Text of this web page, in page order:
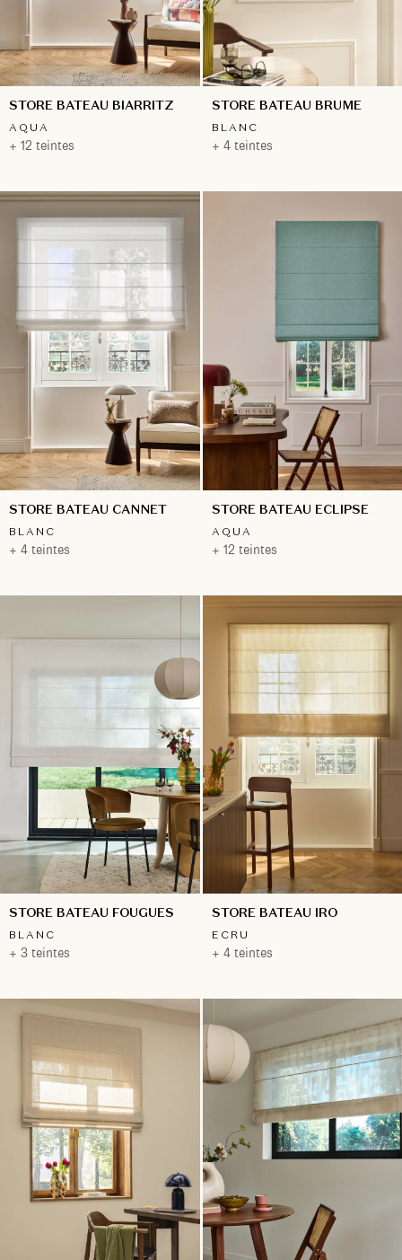
STORE BATEAU BIARRITZ
AQUA
+ 12 teintes
STORE BATEAU BRUME
BLANC
+ 4 teintes
STORE BATEAU CANNET
BLANC
+ 4 teintes
STORE BATEAU ECLIPSE
AQUA
+ 12 teintes
STORE BATEAU FOUGUES
BLANC
+ 3 teintes
STORE BATEAU IRO
ECRU
+ 4 teintes